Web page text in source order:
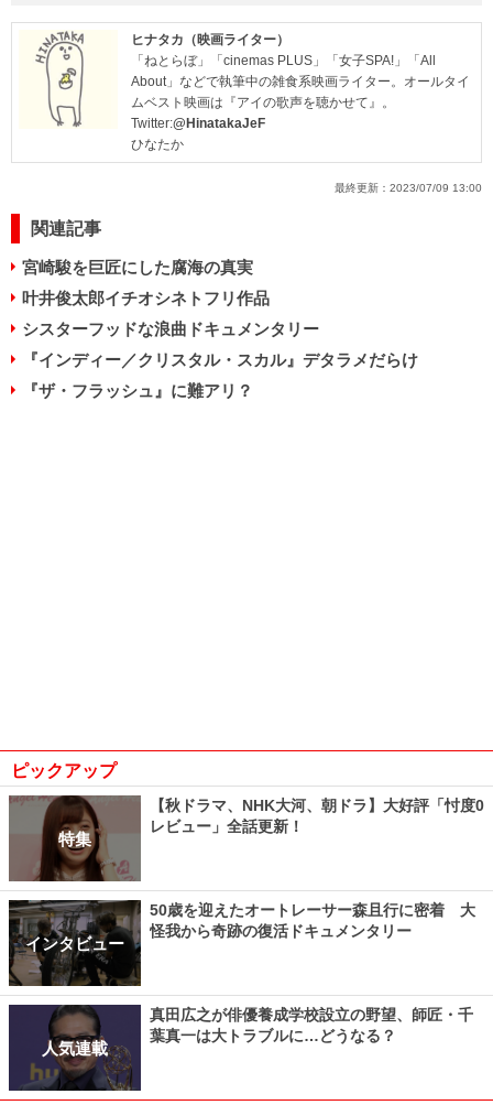
ヒナタカ（映画ライター）
「ねとらぼ」「cinemas PLUS」「女子SPA!」「All
About」などで執筆中の雑食系映画ライター。オールタイ
ムベスト映画は『アイの歌声を聴かせて』。
Twitter:@HinatakaJeF
ひなたか
最終更新： 2023/07/09 13:00
関連記事
宮崎駿を巨匠にした腐海の真実
叶井俊太郎イチオシネトフリ作品
シスターフッドな浪曲ドキュメンタリー
『インディー／クリスタル・スカル』デタラメだらけ
『ザ・フラッシュ』に難アリ？
ピックアップ
特集
【秋ドラマ、NHK大河、朝ドラ】大好評「忖度0
レビュー」全話更新！
インタビュー
50歳を迎えたオートレーサー森且行に密着 大
怪我から奇跡の復活ドキュメンタリー
人気連載
真田広之が俳優養成学校設立の野望、師匠・千
葉真一は大トラブルに…どうなる？